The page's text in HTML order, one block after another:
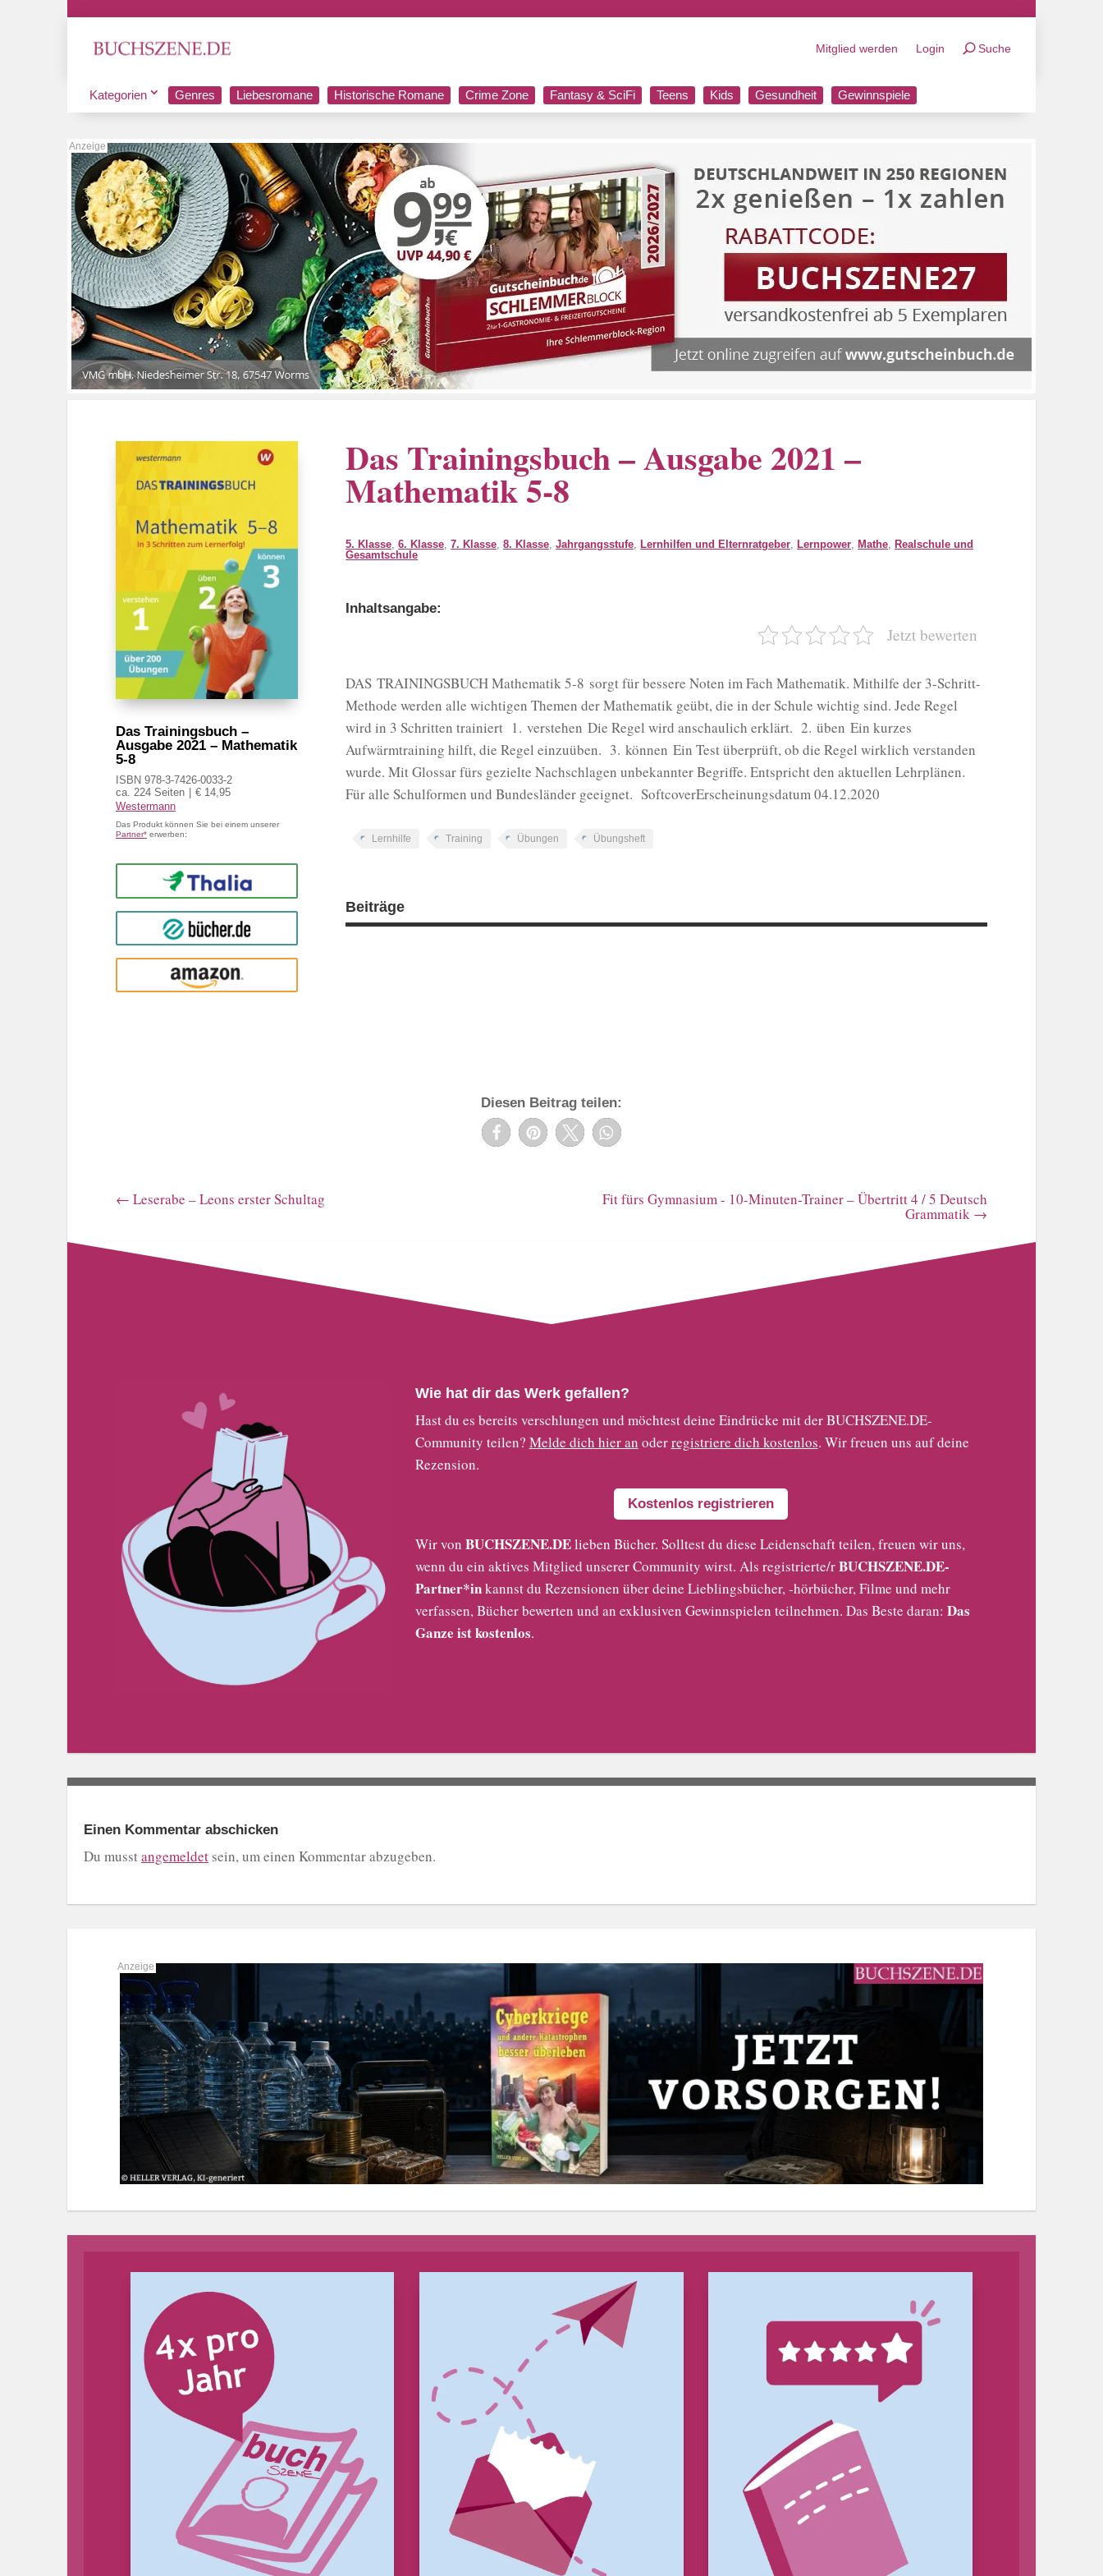
Mitglied werden Login Suche
Kategorien Genres Liebesromane Historische Romane Crime Zone Fantasy & SciFi Teens Kids Gesundheit Gewinnspiele
Das Trainingsbuch –
Ausgabe 2021 – Mathematik
5-8
ISBN 978-3-7426-0033-2
ca. 224 Seiten
€ 14,95
Westermann
Das Produkt können Sie bei einem unserer
Partner* erwerben:
Thalia
buecher.de
Amazon
Das Trainingsbuch – Ausgabe 2021 –
Mathematik 5-8
5. Klasse,6. Klasse,7. Klasse,8. Klasse,Jahrgangsstufe, Lernhilfen und Elternratgeber, Lernpower, Mathe, Realschule und
Gesamtschule
Inhaltsangabe:
Jetzt bewerten
DAS TRAININGSBUCH Mathematik 5-8 sorgt für bessere Noten im Fach Mathematik. Mithilfe der 3-Schritt-
Methode werden alle wichtigen Themen der Mathematik geübt, die in der Schule wichtig sind. Jede Regel
wird in 3 Schritten trainiert 1. verstehen Die Regel wird anschaulich erklärt. 2. üben Ein kurzes
Aufwärmtraining hilft, die Regel einzuüben. 3. können Ein Test überprüft, ob die Regel wirklich verstanden
wurde. Mit Glossar fürs gezielte Nachschlagen unbekannter Begriffe. Entspricht den aktuellen Lehrplänen.
Für alle Schulformen und Bundesländer geeignet. SoftcoverErscheinungsdatum 04.12.2020
Lernhilfe Training Übungen Übungsheft
Beiträge
Diesen Beitrag teilen:
← Leserabe – Leons erster Schultag Fit fürs Gymnasium - 10-Minuten-Trainer – Übertritt 4 / 5 Deutsch
Grammatik →
Wie hat dir das Werk gefallen?
Hast du es bereits verschlungen und möchtest deine Eindrücke mit der BUCHSZENE.DE-
Community teilen? Melde dich hier an oderregistriere dich kostenlos. Wir freuen uns auf deine
Rezension.
Kostenlos registrieren
Wir von BUCHSZENE.DElieben Bücher. Solltest du diese Leidenschaft teilen, freuen wir uns,
wenn du ein aktives Mitglied unserer Community wirst. Als registrierte/rBUCHSZENE.DE-
Partner*inkannst du Rezensionen über deine Lieblingsbücher, -hörbücher, Filme und mehr
verfassen, Bücher bewerten und an exklusiven Gewinnspielen teilnehmen. Das Beste daran: Das
Ganze ist kostenlos.
Einen Kommentar abschicken
Du musstangemeldet sein, um einen Kommentar abzugeben.